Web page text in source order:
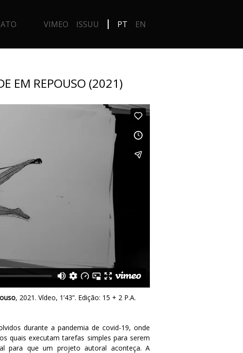
PT EN
VIMEO ISSUU
EM REPOUSO (2021)
, 2021. Vídeo, 1’43”. Edição: 15 + 2 P.A.
durante a pandemia de covid-19, onde
quais executam tarefas simples para serem
para que um projeto autoral aconteça. A